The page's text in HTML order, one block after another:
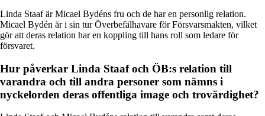
Linda Staaf är Micael Bydéns fru och de har en personlig relation.
Micael Bydén är i sin tur Överbefälhavare för Försvarsmakten, vilket
gör att deras relation har en koppling till hans roll som ledare för
försvaret.
Hur påverkar Linda Staaf och ÖB:s relation till
varandra och till andra personer som nämns i
nyckelorden deras offentliga image och trovärdighet?